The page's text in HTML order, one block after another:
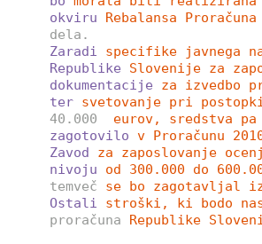
okviru
Rebalansa
dela.
Zaradi
specifike javnega
Republike
Slovenije za
dokumentacije
za izvedbo
ter svetovanje pri
40.000
eurov, sredstva
zagotovilo v Proračunu
Zavod
za zaposlovanje
nivoju
od 300.000 do
temveč
se bo zagotavljal
Ostali
stroški, ki bodo
proračuna
Republike